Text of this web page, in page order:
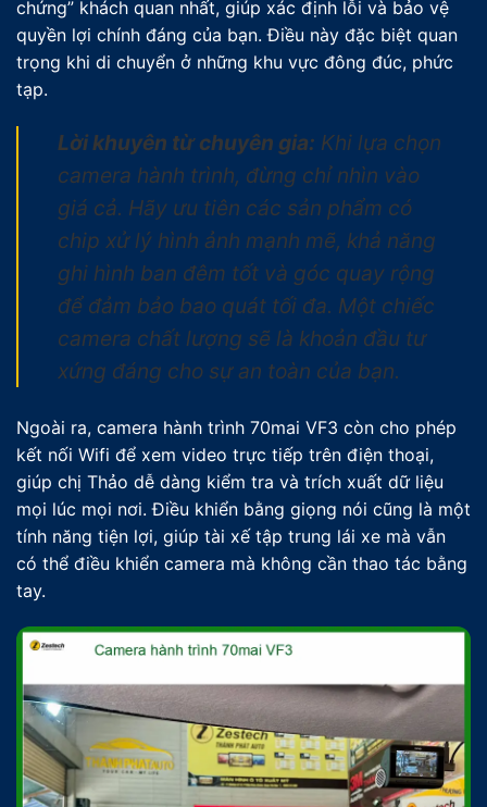
chứng” khách quan nhất, giúp xác định lỗi và bảo vệ
quyền lợi chính đáng của bạn. Điều này đặc biệt quan
trọng khi di chuyển ở những khu vực đông đúc, phức
tạp.
Lời khuyên từ chuyên gia: Khi lựa chọn
camera hành trình, đừng chỉ nhìn vào
giá cả. Hãy ưu tiên các sản phẩm có
chip xử lý hình ảnh mạnh mẽ, khả năng
ghi hình ban đêm tốt và góc quay rộng
để đảm bảo bao quát tối đa. Một chiếc
camera chất lượng sẽ là khoản đầu tư
xứng đáng cho sự an toàn của bạn.
Ngoài ra, camera hành trình 70mai VF3 còn cho phép
kết nối Wifi để xem video trực tiếp trên điện thoại,
giúp chị Thảo dễ dàng kiểm tra và trích xuất dữ liệu
mọi lúc mọi nơi. Điều khiển bằng giọng nói cũng là một
tính năng tiện lợi, giúp tài xế tập trung lái xe mà vẫn
có thể điều khiển camera mà không cần thao tác bằng
tay.